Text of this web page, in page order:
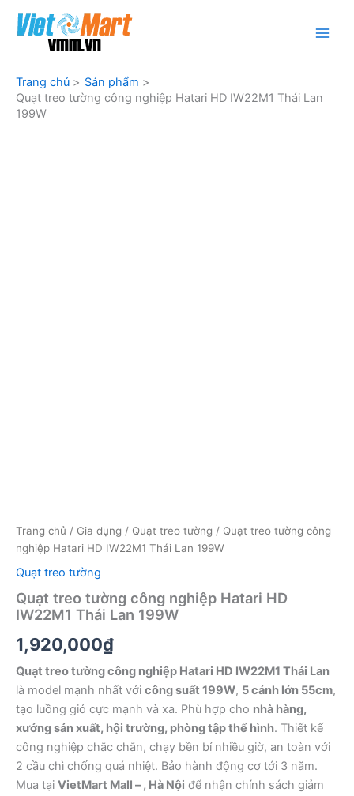
dung
Trang chủ
Sản phẩm
Quạt treo tường công nghiệp Hatari HD IW22M1 Thái Lan
199W
Trang chủ / Gia dụng / Quạt treo tường / Quạt treo tường công
nghiệp Hatari HD IW22M1 Thái Lan 199W
Quạt treo tường
Quạt treo tường công nghiệp Hatari HD
IW22M1 Thái Lan 199W
1,920,000₫
Quạt treo tường công nghiệp Hatari HD IW22M1 Thái Lan
là model mạnh nhất với công suất 199W, 5 cánh lớn 55cm,
tạo luồng gió cực mạnh và xa. Phù hợp cho nhà hàng,
xưởng sản xuất, hội trường, phòng tập thể hình. Thiết kế
công nghiệp chắc chắn, chạy bền bỉ nhiều giờ, an toàn với
2 cầu chì chống quá nhiệt. Bảo hành động cơ tới 3 năm.
Mua tại VietMart Mall – , Hà Nội để nhận chính sách giảm